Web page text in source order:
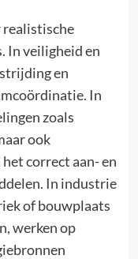
realistische
In veiligheid en
en
In
zoals
ook
correct aan- en
In industrie
of bouwplaats
werken op